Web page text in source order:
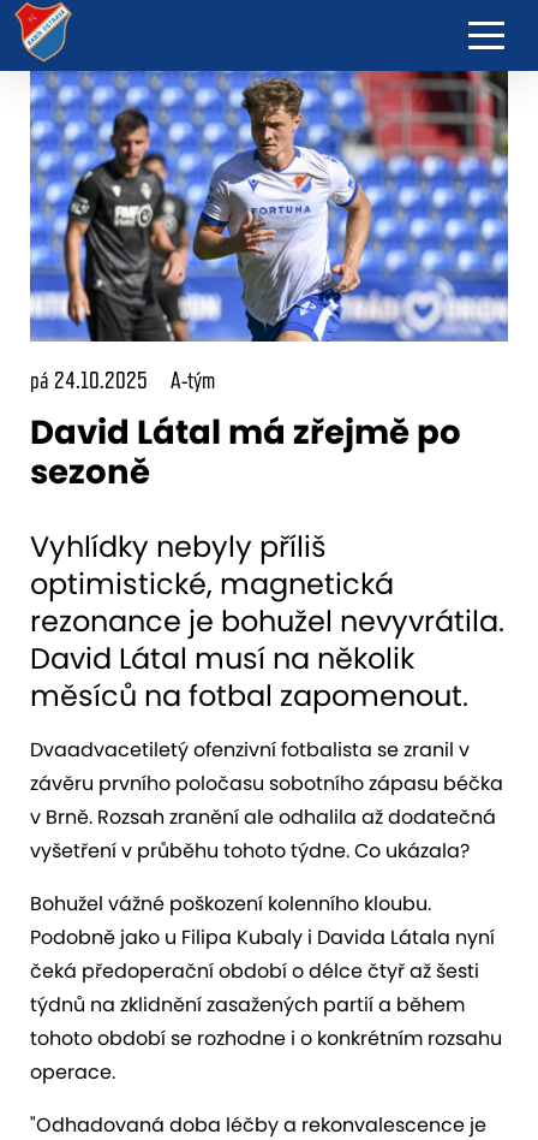
pá 24.10.2025 A-tým
David Látal má zřejmě po
sezoně
Vyhlídky nebyly příliš
optimistické, magnetická
rezonance je bohužel nevyvrátila.
David Látal musí na několik
měsíců na fotbal zapomenout.
Dvaadvacetiletý ofenzivní fotbalista se zranil v
závěru prvního poločasu sobotního zápasu béčka
v Brně. Rozsah zranění ale odhalila až dodatečná
vyšetření v průběhu tohoto týdne. Co ukázala?
Bohužel vážné poškození kolenního kloubu.
Podobně jako u Filipa Kubaly i Davida Látala nyní
čeká předoperační období o délce čtyř až šesti
týdnů na zklidnění zasažených partií a během
tohoto období se rozhodne i o konkrétním rozsahu
operace.
"Odhadovaná doba léčby a rekonvalescence je